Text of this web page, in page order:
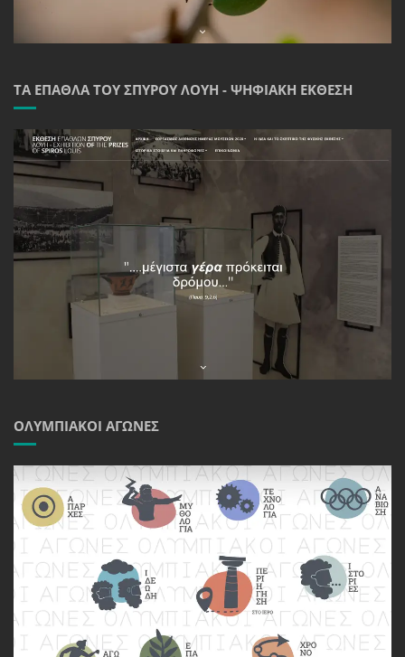
ΤΑ ΈΠΑΘΛΑ ΤΟΥ ΣΠΎΡΟΥ ΛΟΎΗ - ΨΗΦΙΑΚΉ ΈΚΘΕΣΗ
ΟΛΥΜΠΙΑΚΟΊ ΑΓΏΝΕΣ